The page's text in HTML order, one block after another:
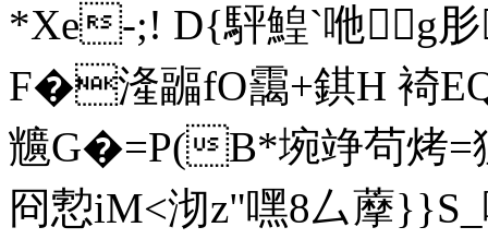
*Xe-;! D{駍鰉`咃g肜
F�湰 疈fO靄+錤H 裿
兤G�=P(B*埦竫茍烤=
冏 愂iM<沏z"嘿8厶藦